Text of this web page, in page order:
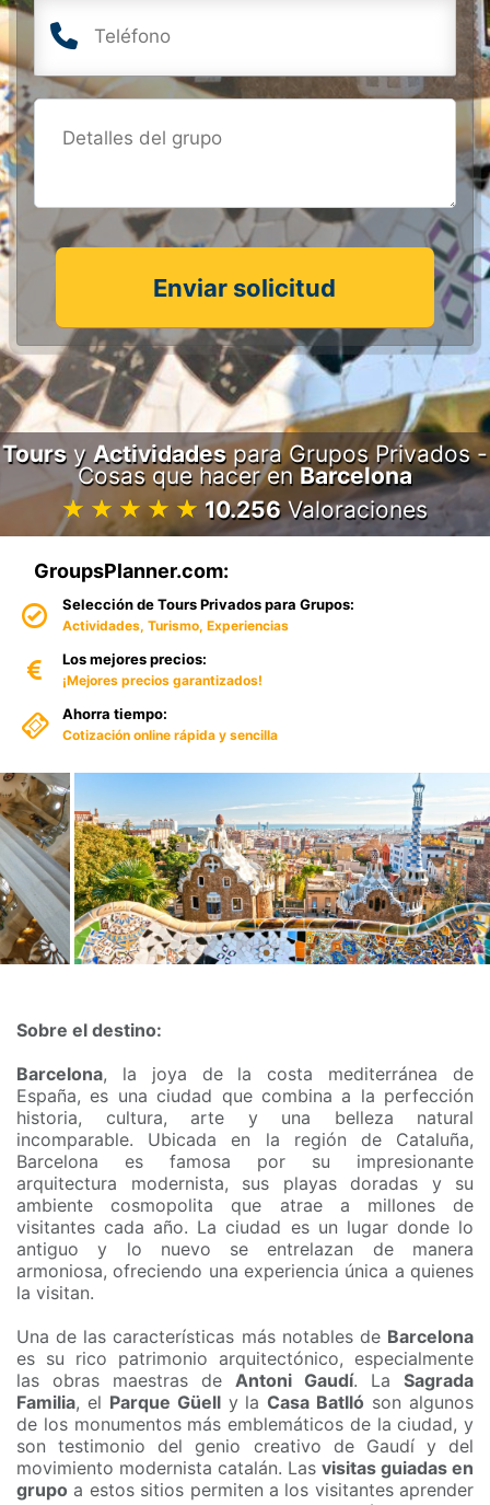
Enviar solicitud
Tours y Actividadespara Grupos Privados -
Cosas que hacer en Barcelona
10.256Valoraciones
GroupsPlanner.com:
Selección de Tours Privados para Grupos:
Actividades, Turismo, Experiencias
Los mejores precios:
¡Mejores precios garantizados!
Ahorra tiempo:
Cotización online rápida y sencilla
Sobre el destino:
Barcelona, la joya de la costa mediterránea de
España, es una ciudad que combina a la perfección
historia, cultura, arte y una belleza natural
incomparable. Ubicada en la región de Cataluña,
Barcelona es famosa por su impresionante
arquitectura modernista, sus playas doradas y su
ambiente cosmopolita que atrae a millones de
visitantes cada año. La ciudad es un lugar donde lo
antiguo y lo nuevo se entrelazan de manera
armoniosa, ofreciendo una experiencia única a quienes
la visitan.
Una de las características más notables de Barcelona
es su rico patrimonio arquitectónico, especialmente
las obras maestras de Antoni Gaudí. La Sagrada
Familia, el Parque Güelly laCasa Batlló son algunos
de los monumentos más emblemáticos de la ciudad, y
son testimonio del genio creativo de Gaudí y del
movimiento modernista catalán. Las visitas guiadas en
grupo a estos sitios permiten a los visitantes aprender